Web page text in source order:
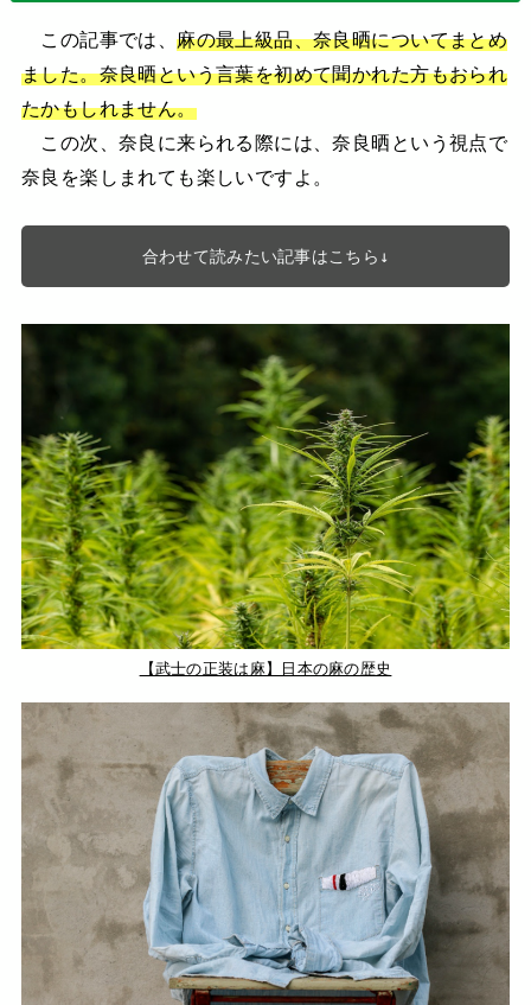
この記事では、麻の最上級品、奈良晒についてまとめ
ました。奈良晒という言葉を初めて聞かれた方もおられ
たかもしれません。
この次、奈良に来られる際には、奈良晒という視点で
奈良を楽しまれても楽しいですよ。
合わせて読みたい記事はこちら↓
【武士の正装は麻】日本の麻の歴史